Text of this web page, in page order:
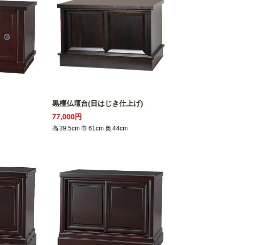
黒檀仏壇台(目はじき仕上げ)
77,000円
高39.5cm 巾 61cm 奥44cm